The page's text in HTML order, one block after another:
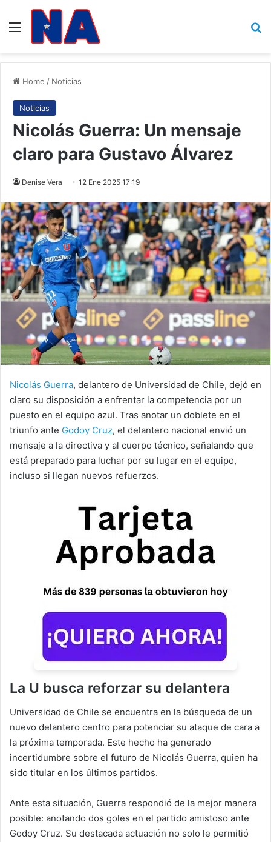
Menu
Home / Noticias
Noticias
Nicolás Guerra: Un mensaje
claro para Gustavo Álvarez
Denise Vera 12 Ene 2025 17:19
Nicolás Guerra, delantero de Universidad de Chile, dejó en
claro su disposición a enfrentar la competencia por un
puesto en el equipo azul. Tras anotar un doblete en el
triunfo ante Godoy Cruz, el delantero nacional envió un
mensaje a la directiva y al cuerpo técnico, señalando que
está preparado para luchar por su lugar en el equipo,
incluso si llegan nuevos refuerzos.
La U busca reforzar su delantera
Universidad de Chile se encuentra en la búsqueda de un
nuevo delantero centro para potenciar su ataque de cara a
la próxima temporada. Este hecho ha generado
incertidumbre sobre el futuro de Nicolás Guerra, quien ha
sido titular en los últimos partidos.
Ante esta situación, Guerra respondió de la mejor manera
posible: anotando dos goles en el partido amistoso ante
Godoy Cruz. Su destacada actuación no solo le permitió